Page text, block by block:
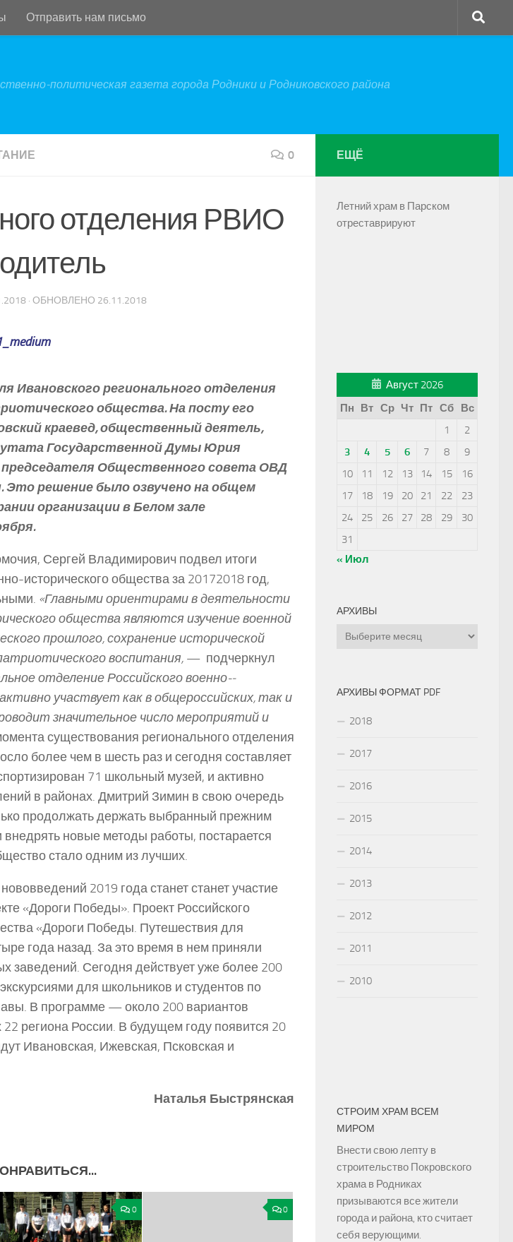
Отправить нам письмо
политическая газета города Родники и Родниковского района
0
отделения РВИО
· ОБНОВЛЕНО 26.11.2018
Ивановского регионального отделения
общества. На посту его
краевед, общественный деятель,
Государственной Думы Юрия
Общественного совета ОВД
решение было озвучено на общем
организации в Белом зале
Сергей Владимирович подвел итоги
исторического общества за 2017­2018 год,
«Главными ориентирами в деятельности
общества являются изучение военной
прошлого, сохранение исторической
воспитания, — ­ подчеркнул
отделение Российского военно-­
участвует как в общероссийских, так и
значительное число мероприятий и
существования регионального отделения
более чем в шесть раз и сегодня составляет
71 школьный музей, и активно
в районах. Дмитрий Зимин в свою очередь
продолжать держать выбранный прежним
внедрять новые методы работы, постарается
стало одним из лучших.
2019 года станет станет участие
«Дороги Победы». Проект Российского
«Дороги Победы. Путешествия для
года назад. За это время в нем приняли
заведений. Сегодня действует уже более 200
для школьников и студентов по
В программе — около 200 вариантов
региона России. В будущем году появится 20
Ивановская, Ижевская, Псковская и
Наталья Быстрянская
0 0
ЕЩЁ
Летний храм в Парском
отреставрируют
Август 2026
Пн
Вт Ср Чт Пт Сб
Вс
1
2
3
4 5 6 7 8
9
10
11 12 13 14 15
16
17
18 19 20 21 22
23
24
25 26 27 28 29
30
31
« Июл
АРХИВЫ
Архивы
АРХИВЫ ФОРМАТ PDF
2018
2017
2016
2015
2014
2013
2012
2011
2010
СТРОИМ ХРАМ ВСЕМ
МИРОМ
Внести свою лепту в
строительство Покровского
храма в Родниках
призываются все жители
города и района, кто считает
себя верующими.